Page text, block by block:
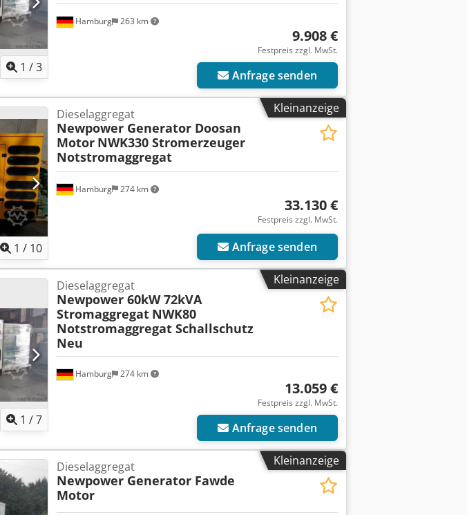
1 /3
Hamburg 263 km
9.908 €
Festpreis zzgl. MwSt.
Anfrage senden
Kleinanzeige
1 / 10
Hamburg 274 km
Dieselaggregat
Newpower Generator Doosan
Motor NWK330 Stromerzeuger
Notstromaggregat
33.130 €
Festpreis zzgl. MwSt.
Anfrage senden
Kleinanzeige
1 /7
Hamburg 274 km
Dieselaggregat
Newpower 60kW 72kVA
Stromaggregat NWK80
Notstromaggregat Schallschutz
Neu
13.059 €
Festpreis zzgl. MwSt.
Anfrage senden
Kleinanzeige
Dieselaggregat
Newpower Generator Fawde
Motor